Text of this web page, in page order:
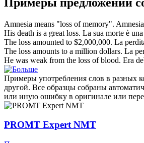
Amnesia means "loss of memory".
His death is a great loss. La sua morte è
The loss amounted to $2,000,000. La
The loss amounts to a million dollars. La
He was weak from the loss of blood. Era
Примеры употребления слов в разных
другой. Все образцы собраны
или иную ошибку в оригинале или
PROMT Expert NMT